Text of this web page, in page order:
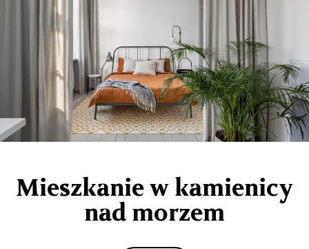
Mieszkanie w kamienicy
nad morzem